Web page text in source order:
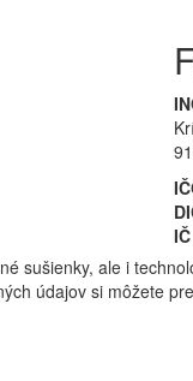
sušienky, ale i
údajov si môžete